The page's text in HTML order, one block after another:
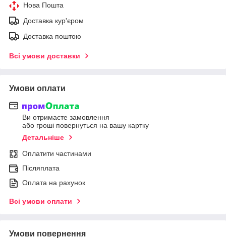
Нова Пошта
Доставка кур'єром
Доставка поштою
Всі умови доставки
Умови оплати
Ви отримаєте замовлення
або гроші повернуться на вашу картку
Детальніше
Оплатити частинами
Післяплата
Оплата на рахунок
Всі умови оплати
Умови повернення